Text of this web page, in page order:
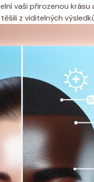
vaši přirozenou krásu
z viditelných